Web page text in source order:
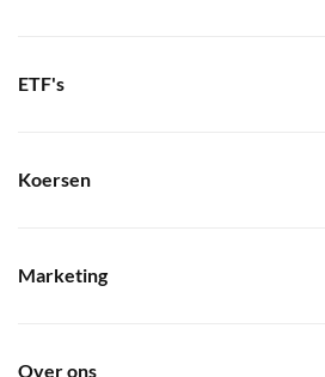
ETF's
Koersen
Marketing
Over ons